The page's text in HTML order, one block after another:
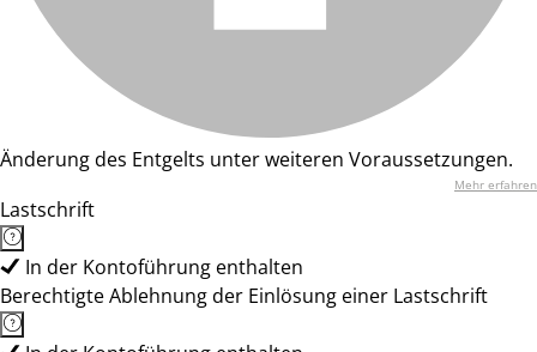
Änderung des Entgelts unter weiteren Voraussetzungen.
Mehr erfahren
Lastschrift
In der Kontoführung enthalten
Berechtigte Ablehnung der Einlösung einer Lastschrift